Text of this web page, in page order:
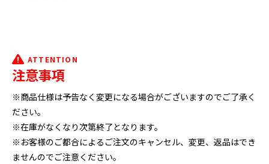
ATTENTION
注意事項
※商品仕様は予告なく変更になる場合がございますのでご了承く
ださい。
※在庫がなくなり次第終了となります。
※お客様のご都合によるご注文のキャンセル、変更、返品はでき
ませんのでご注意ください。